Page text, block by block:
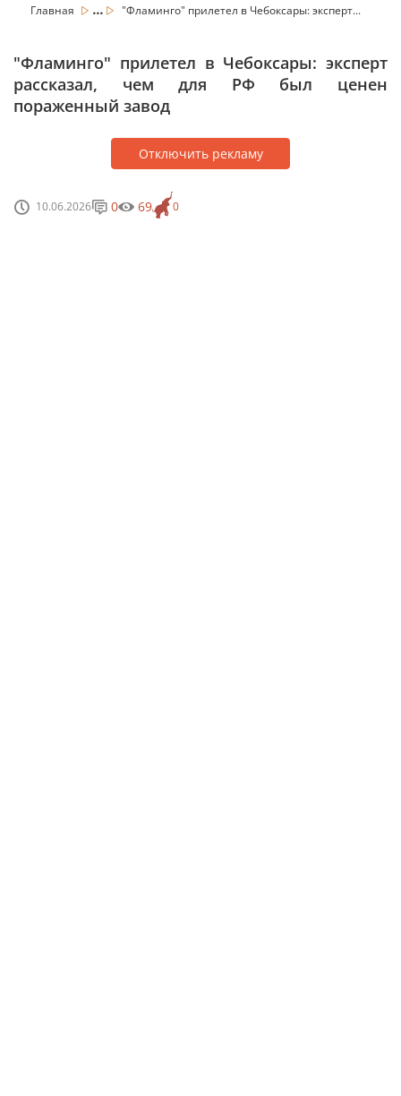
Главная ... "Фламинго" прилетел в Чебоксары: эксперт...
"Фламинго" прилетел в Чебоксары: эксперт
рассказал, чем для РФ был ценен
пораженный завод
Отключить рекламу
10.06.2026 0
0 69